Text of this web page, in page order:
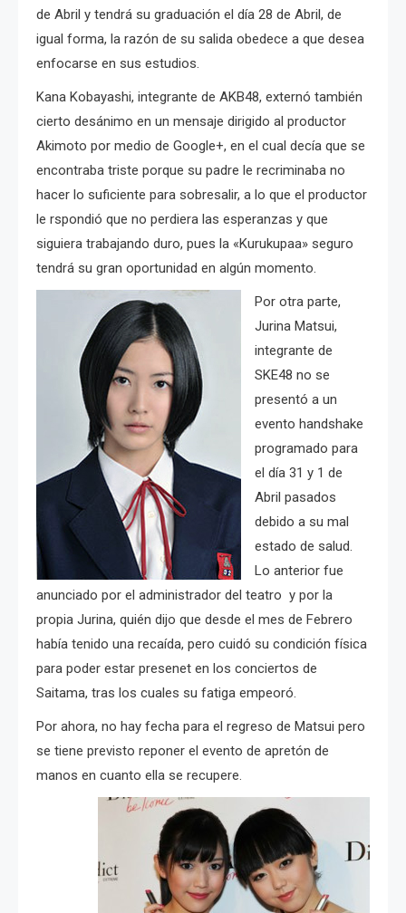
de Abril y tendrá su graduación el día 28 de Abril, de
igual forma, la razón de su salida obedece a que desea
enfocarse en sus estudios.
Kana Kobayashi, integrante de AKB48, externó también
cierto desánimo en un mensaje dirigido al productor
Akimoto por medio de Google+, en el cual decía que se
encontraba triste porque su padre le recriminaba no
hacer lo suficiente para sobresalir, a lo que el productor
le rspondió que no perdiera las esperanzas y que
siguiera trabajando duro, pues la «Kurukupaa» seguro
tendrá su gran oportunidad en algún momento.
Por otra parte,
Jurina Matsui,
integrante de
SKE48 no se
presentó a un
evento handshake
programado para
el día 31 y 1 de
Abril pasados
debido a su mal
estado de salud.
Lo anterior fue
anunciado por el administrador del teatro y por la
propia Jurina, quién dijo que desde el mes de Febrero
había tenido una recaída, pero cuidó su condición física
para poder estar presenet en los conciertos de
Saitama, tras los cuales su fatiga empeoró.
Por ahora, no hay fecha para el regreso de Matsui pero
se tiene previsto reponer el evento de apretón de
manos en cuanto ella se recupere.